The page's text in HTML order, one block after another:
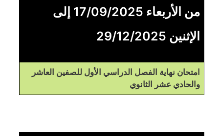
من الأربعاء 17/09/2025 إلى
الإثنين 29/12/2025
امتحان نهاية الفصل الدراسي الأول للصفين العاشر
والحادي عشر الثانوي